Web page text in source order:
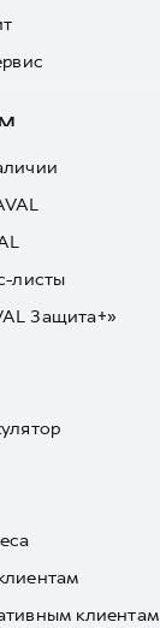
листы
Защита+»
клиентам